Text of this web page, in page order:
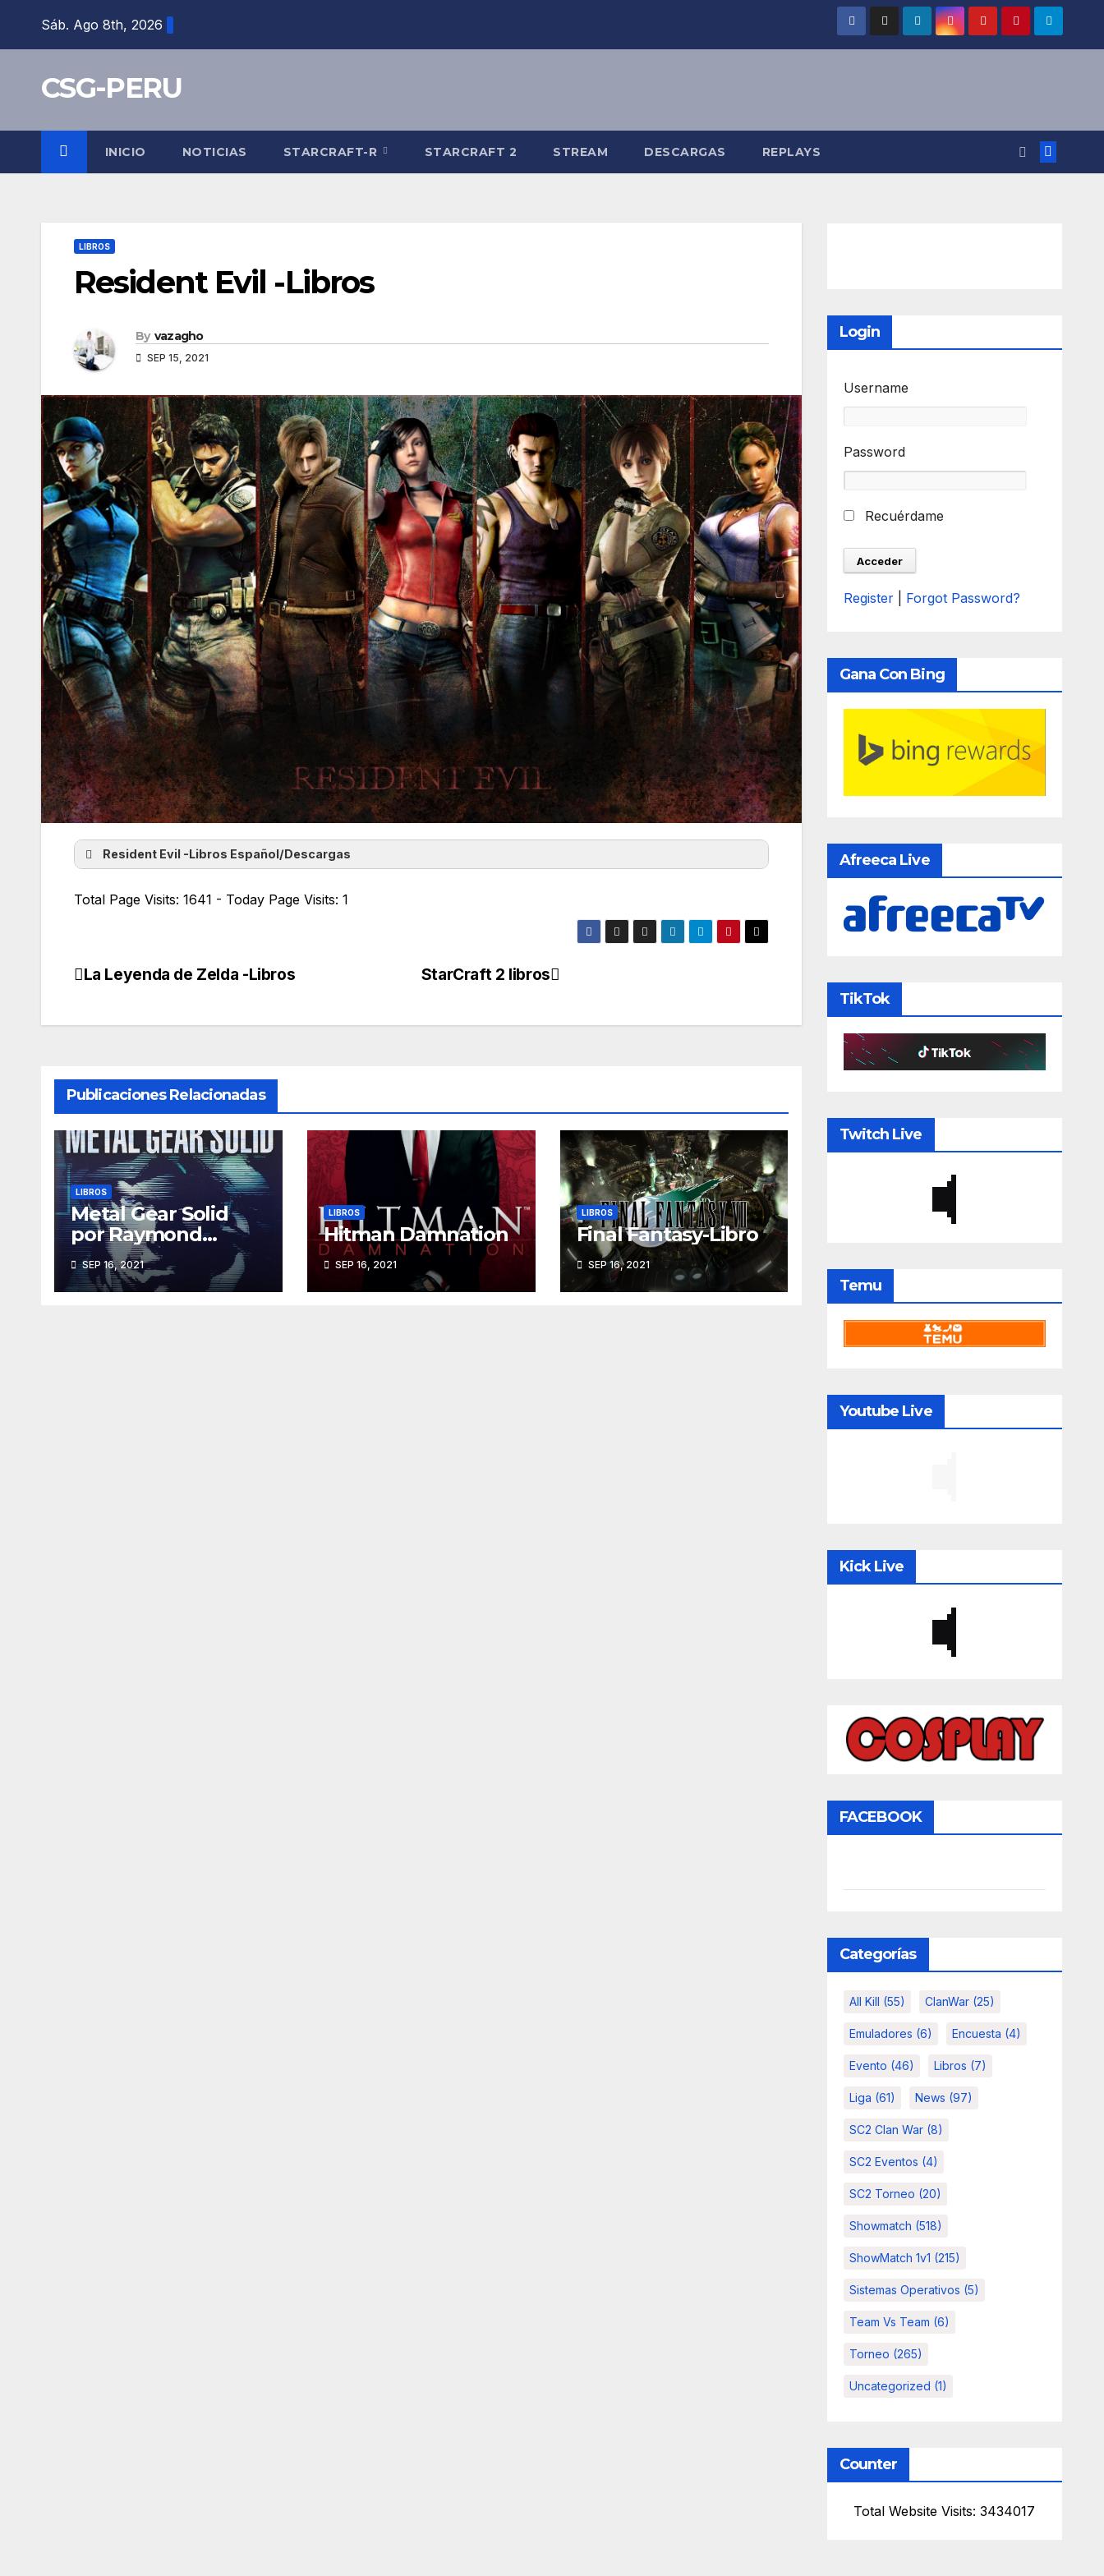
Sáb. Ago 8th, 2026
CSG-PERU
INICIO NOTICIAS STARCRAFT-R STARCRAFT 2 STREAM DESCARGAS REPLAYS
LIBROS
Resident Evil -Libros
By vazagho
SEP 15, 2021
Resident Evil -Libros Español/Descargas
Resident Evil – La conspiracion Umbrella
Resident Evil – La ciudad de los muertos
Total Page Visits: 1641 - Today Page Visits: 1
Navegación
StarCraft 2 libros
La Leyenda de Zelda -Libros
Publicaciones Relacionadas
LIBROS
Metal Gear Solid
por Raymond
Benson
SEP 16, 2021
LIBROS
Hitman Damnation
SEP 16, 2021
LIBROS
Final Fantasy-Libro
SEP 16, 2021
Login
Username
Password
Recuérdame
Register Forgot Password?
Gana Con Bing
Afreeca Live
TikTok
Twitch Live
Temu
Youtube Live
Kick Live
FACEBOOK
Categorías
All Kill (55) ClanWar(25)
Emuladores (6) Encuesta (4)
Evento (46) Libros (7)
Liga (61) News (97)
SC2 Clan War(8)
SC2 Eventos (4)
SC2 Torneo (20)
Showmatch (518)
ShowMatch 1v1 (215)
Sistemas Operativos (5)
Team Vs Team (6)
Torneo (265)
Uncategorized (1)
Counter
Total Website Visits: 3434017